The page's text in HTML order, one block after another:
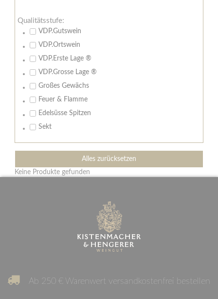
Qualitätsstufe:
VDP.Gutswein
VDP.Ortswein
VDP.Erste Lage ®
VDP.Grosse Lage ®
Großes Gewächs
Feuer & Flamme
Edelsüsse Spitzen
Sekt
Alles zurücksetzen
Keine Produkte gefunden
Ab 250 € Warenwert versandkostenfrei bestellen